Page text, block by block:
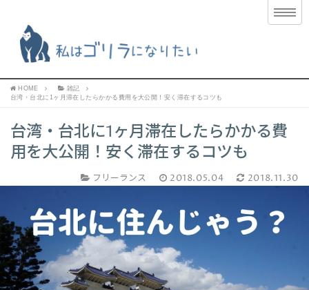
HOME
雑記
台湾・台北に1ヶ月滞在したらかかる費用を大公開！安く滞在するコツも
台湾・台北に1ヶ月滞在したらかかる費
用を大公開！安く滞在するコツも
フリーランス 2018.05.04 2018.11.30